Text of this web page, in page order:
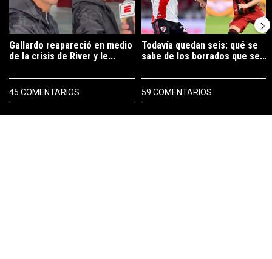
PUBLICIDAD
Gallardo reapareció en medio
de la crisis de River y le...
45 COMENTARIOS
Todavía quedan seis: qué se
sabe de los borrados que se...
59 COMENTARIOS